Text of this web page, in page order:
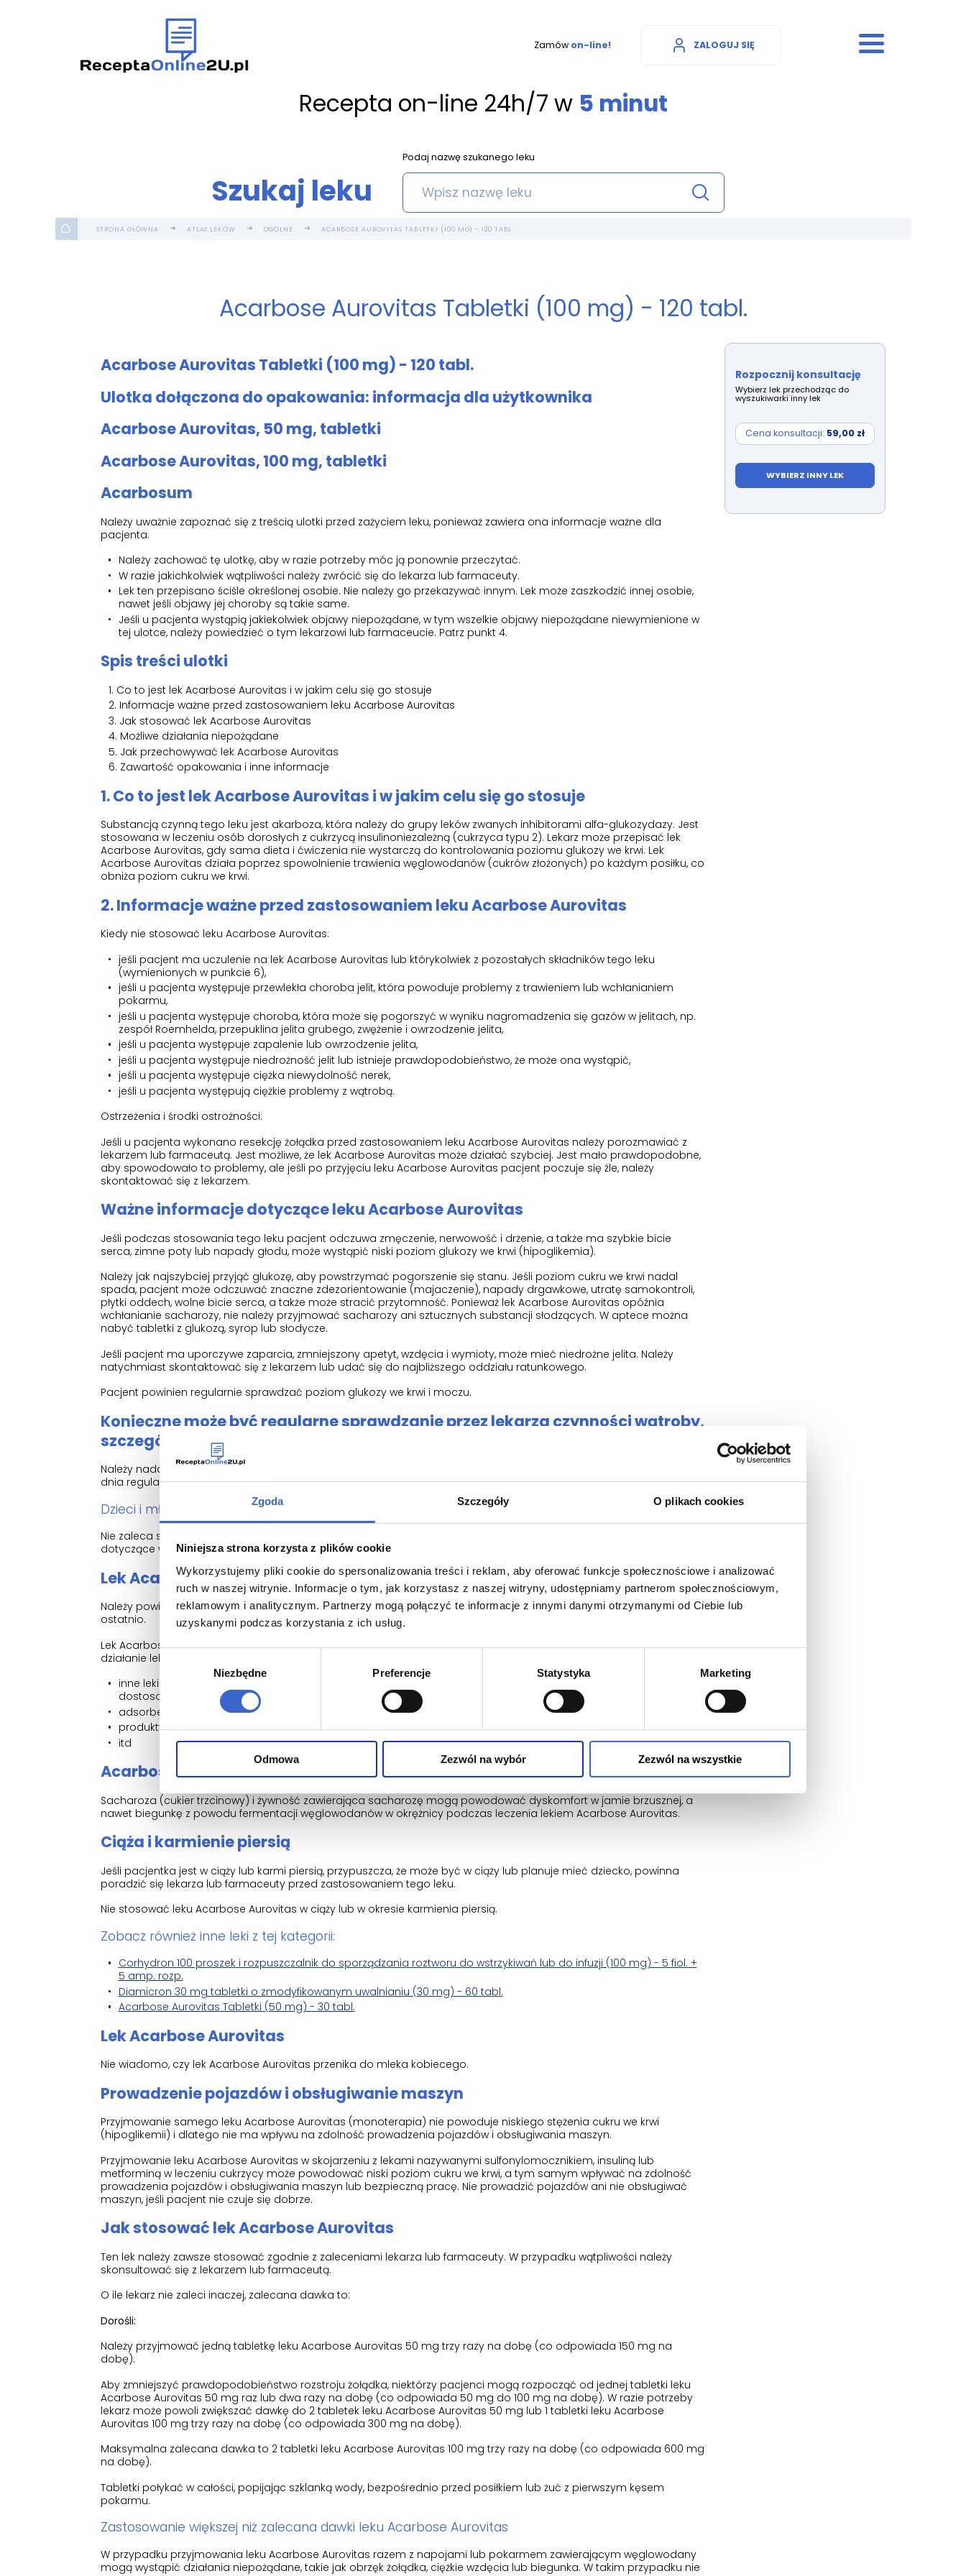
Zgoda Szczegóły O plikach cookies
Niniejsza strona korzysta z plików cookie
Wykorzystujemy pliki cookie do spersonalizowania treści i reklam, aby oferować funkcje społecznościowe i analizować
ruch w naszej witrynie. Informacje o tym, jak korzystasz z naszej witryny, udostępniamy partnerom społecznościowym,
reklamowym i analitycznym. Partnerzy mogą połączyć te informacje z innymi danymi otrzymanymi od Ciebie lub
uzyskanymi podczas korzystania z ich usług.
Wybór
Niezbędne Preferencje Statystyka Marketing
Odmowa Zezwól na wybór Zezwól na wszystkie
Zamów on-line! ZALOGUJ SIĘ
Recepta on-line 24h/7 w 5 minut
Szukaj leku
Podaj nazwę szukanego leku
STRONA GŁÓWNA ATLAS LEKÓW OGÓLNE ACARBOSE AUROVITAS TABLETKI (100 MG) - 120 TABL.
Acarbose Aurovitas Tabletki (100 mg) - 120 tabl.
Acarbose Aurovitas Tabletki (100 mg) - 120 tabl.
Ulotka dołączona do opakowania: informacja dla użytkownika
Acarbose Aurovitas, 50 mg, tabletki
Acarbose Aurovitas, 100 mg, tabletki
Acarbosum
Należy uważnie zapoznać się z treścią ulotki przed zażyciem leku, ponieważ zawiera ona informacje ważne dla
pacjenta.
Należy zachować tę ulotkę, aby w razie potrzeby móc ją ponownie przeczytać.
W razie jakichkolwiek wątpliwości należy zwrócić się do lekarza lub farmaceuty.
Lek ten przepisano ściśle określonej osobie. Nie należy go przekazywać innym. Lek może zaszkodzić innej osobie,
nawet jeśli objawy jej choroby są takie same.
Jeśli u pacjenta wystąpią jakiekolwiek objawy niepożądane, w tym wszelkie objawy niepożądane niewymienione w
tej ulotce, należy powiedzieć o tym lekarzowi lub farmaceucie. Patrz punkt 4.
Spis treści ulotki
Co to jest lek Acarbose Aurovitas i w jakim celu się go stosuje
Informacje ważne przed zastosowaniem leku Acarbose Aurovitas
Jak stosować lek Acarbose Aurovitas
Możliwe działania niepożądane
Jak przechowywać lek Acarbose Aurovitas
Zawartość opakowania i inne informacje
1. Co to jest lek Acarbose Aurovitas i w jakim celu się go stosuje
Substancją czynną tego leku jest akarboza, która należy do grupy leków zwanych inhibitorami alfa-glukozydazy. Jest
stosowana w leczeniu osób dorosłych z cukrzycą insulinoniezależną (cukrzyca typu 2). Lekarz może przepisać lek
Acarbose Aurovitas, gdy sama dieta i ćwiczenia nie wystarczą do kontrolowania poziomu glukozy we krwi. Lek
Acarbose Aurovitas działa poprzez spowolnienie trawienia węglowodanów (cukrów złożonych) po każdym posiłku, co
obniża poziom cukru we krwi.
2. Informacje ważne przed zastosowaniem leku Acarbose Aurovitas
Kiedy nie stosować leku Acarbose Aurovitas:
jeśli pacjent ma uczulenie na lek Acarbose Aurovitas lub którykolwiek z pozostałych składników tego leku
(wymienionych w punkcie 6),
jeśli u pacjenta występuje przewlekła choroba jelit, która powoduje problemy z trawieniem lub wchłanianiem
pokarmu,
jeśli u pacjenta występuje choroba, która może się pogorszyć w wyniku nagromadzenia się gazów w jelitach, np.
zespół Roemhelda, przepuklina jelita grubego, zwężenie i owrzodzenie jelita,
jeśli u pacjenta występuje zapalenie lub owrzodzenie jelita,
jeśli u pacjenta występuje niedrożność jelit lub istnieje prawdopodobieństwo, że może ona wystąpić,
jeśli u pacjenta występuje ciężka niewydolność nerek,
jeśli u pacjenta występują ciężkie problemy z wątrobą.
Ostrzeżenia i środki ostrożności:
Jeśli u pacjenta wykonano resekcję żołądka przed zastosowaniem leku Acarbose Aurovitas należy porozmawiać z
lekarzem lub farmaceutą. Jest możliwe, że lek Acarbose Aurovitas może działać szybciej. Jest mało prawdopodobne,
aby spowodowało to problemy, ale jeśli po przyjęciu leku Acarbose Aurovitas pacjent poczuje się źle, należy
skontaktować się z lekarzem.
Ważne informacje dotyczące leku Acarbose Aurovitas
Jeśli podczas stosowania tego leku pacjent odczuwa zmęczenie, nerwowość i drżenie, a także ma szybkie bicie
serca, zimne poty lub napady głodu, może wystąpić niski poziom glukozy we krwi (hipoglikemia).
Należy jak najszybciej przyjąć glukozę, aby powstrzymać pogorszenie się stanu. Jeśli poziom cukru we krwi nadal
spada, pacjent może odczuwać znaczne zdezorientowanie (majaczenie), napady drgawkowe, utratę samokontroli,
płytki oddech, wolne bicie serca, a także może stracić przytomność. Ponieważ lek Acarbose Aurovitas opóźnia
wchłanianie sacharozy, nie należy przyjmować sacharozy ani sztucznych substancji słodzących. W aptece można
nabyć tabletki z glukozą, syrop lub słodycze.
Jeśli pacjent ma uporczywe zaparcia, zmniejszony apetyt, wzdęcia i wymioty, może mieć niedrożne jelita. Należy
natychmiast skontaktować się z lekarzem lub udać się do najbliższego oddziału ratunkowego.
Pacjent powinien regularnie sprawdzać poziom glukozy we krwi i moczu.
Konieczne może być regularne sprawdzanie przez lekarza czynności wątroby,
szczególnie podczas pierwszych 6–12 miesięcy leczenia.
Należy nadal przestrzegać wszelkich zaleceń dietetycznych, których udzielił pacjentowi lekarz, i upewnić się, że w ciągu
dnia regularnie spożywane są węglowodany.
Dzieci i młodzież
Nie zaleca się stosowania leku Acarbose Aurovitas u pacjentów w wieku poniżej 18 lat ponieważ dostępne informacje
dotyczące wpływu i tolerancji u dzieci i młodzieży w wieku poniżej 18 lat są nadal niewystarczające.
Lek Acarbose Aurovitas a inne leki
Należy powiedzieć lekarzowi lub farmaceucie o wszystkich lekach przyjmowanych przez pacjenta obecnie lub
ostatnio.
Lek Acarbose Aurovitas może zmieniać działanie innych leków lub alternatywnie, niektóre leki mogą zmieniać
działanie leku Acarbose Aurovitas:
inne leki przeciwcukrzycowe, np. insulina, metformina, pochodne sulfonylomocznika; może być konieczne
dostosowanie ich dawki;
adsorbenty jelitowe np. węgiel drzewny;
produkty lecznicze wspomagające trawienie (w tym leki zobojętniające sok żołądkowy, amylaza, pankreatyna);
itd
Acarbose Aurovitas z jedzeniem i piciem
Sacharoza (cukier trzcinowy) i żywność zawierająca sacharozę mogą powodować dyskomfort w jamie brzusznej, a
nawet biegunkę z powodu fermentacji węglowodanów w okrężnicy podczas leczenia lekiem Acarbose Aurovitas.
Ciąża i karmienie piersią
Jeśli pacjentka jest w ciąży lub karmi piersią, przypuszcza, że może być w ciąży lub planuje mieć dziecko, powinna
poradzić się lekarza lub farmaceuty przed zastosowaniem tego leku.
Nie stosować leku Acarbose Aurovitas w ciąży lub w okresie karmienia piersią.
Zobacz również inne leki z tej kategorii:
Corhydron 100 proszek i rozpuszczalnik do sporządzania roztworu do wstrzykiwań lub do infuzji (100 mg) - 5 fiol. +
5 amp. rozp.
Diamicron 30 mg tabletki o zmodyfikowanym uwalnianiu (30 mg) - 60 tabl.
Acarbose Aurovitas Tabletki (50 mg) - 30 tabl.
Lek Acarbose Aurovitas
Nie wiadomo, czy lek Acarbose Aurovitas przenika do mleka kobiecego.
Prowadzenie pojazdów i obsługiwanie maszyn
Przyjmowanie samego leku Acarbose Aurovitas (monoterapia) nie powoduje niskiego stężenia cukru we krwi
(hipoglikemii) i dlatego nie ma wpływu na zdolność prowadzenia pojazdów i obsługiwania maszyn.
Przyjmowanie leku Acarbose Aurovitas w skojarzeniu z lekami nazywanymi sulfonylomocznikiem, insuliną lub
metforminą w leczeniu cukrzycy może powodować niski poziom cukru we krwi, a tym samym wpływać na zdolność
prowadzenia pojazdów i obsługiwania maszyn lub bezpieczną pracę. Nie prowadzić pojazdów ani nie obsługiwać
maszyn, jeśli pacjent nie czuje się dobrze.
Jak stosować lek Acarbose Aurovitas
Ten lek należy zawsze stosować zgodnie z zaleceniami lekarza lub farmaceuty. W przypadku wątpliwości należy
skonsultować się z lekarzem lub farmaceutą.
O ile lekarz nie zaleci inaczej, zalecana dawka to:
Dorośli:
Należy przyjmować jedną tabletkę leku Acarbose Aurovitas 50 mg trzy razy na dobę (co odpowiada 150 mg na
dobę).
Aby zmniejszyć prawdopodobieństwo rozstroju żołądka, niektórzy pacjenci mogą rozpocząć od jednej tabletki leku
Acarbose Aurovitas 50 mg raz lub dwa razy na dobę (co odpowiada 50 mg do 100 mg na dobę). W razie potrzeby
lekarz może powoli zwiększać dawkę do 2 tabletek leku Acarbose Aurovitas 50 mg lub 1 tabletki leku Acarbose
Aurovitas 100 mg trzy razy na dobę (co odpowiada 300 mg na dobę).
Maksymalna zalecana dawka to 2 tabletki leku Acarbose Aurovitas 100 mg trzy razy na dobę (co odpowiada 600 mg
na dobę).
Tabletki połykać w całości, popijając szklanką wody, bezpośrednio przed posiłkiem lub żuć z pierwszym kęsem
pokarmu.
Zastosowanie większej niż zalecana dawki leku Acarbose Aurovitas
W przypadku przyjmowania leku Acarbose Aurovitas razem z napojami lub pokarmem zawierającym węglowodany
mogą wystąpić działania niepożądane, takie jak obrzęk żołądka, ciężkie wzdęcia lub biegunka. W takim przypadku nie
Rozpocznij konsultację
Wybierz lek przechodząc do
wyszukiwarki inny lek
Cena konsultacji: 59,00 zł
WYBIERZ INNY LEK